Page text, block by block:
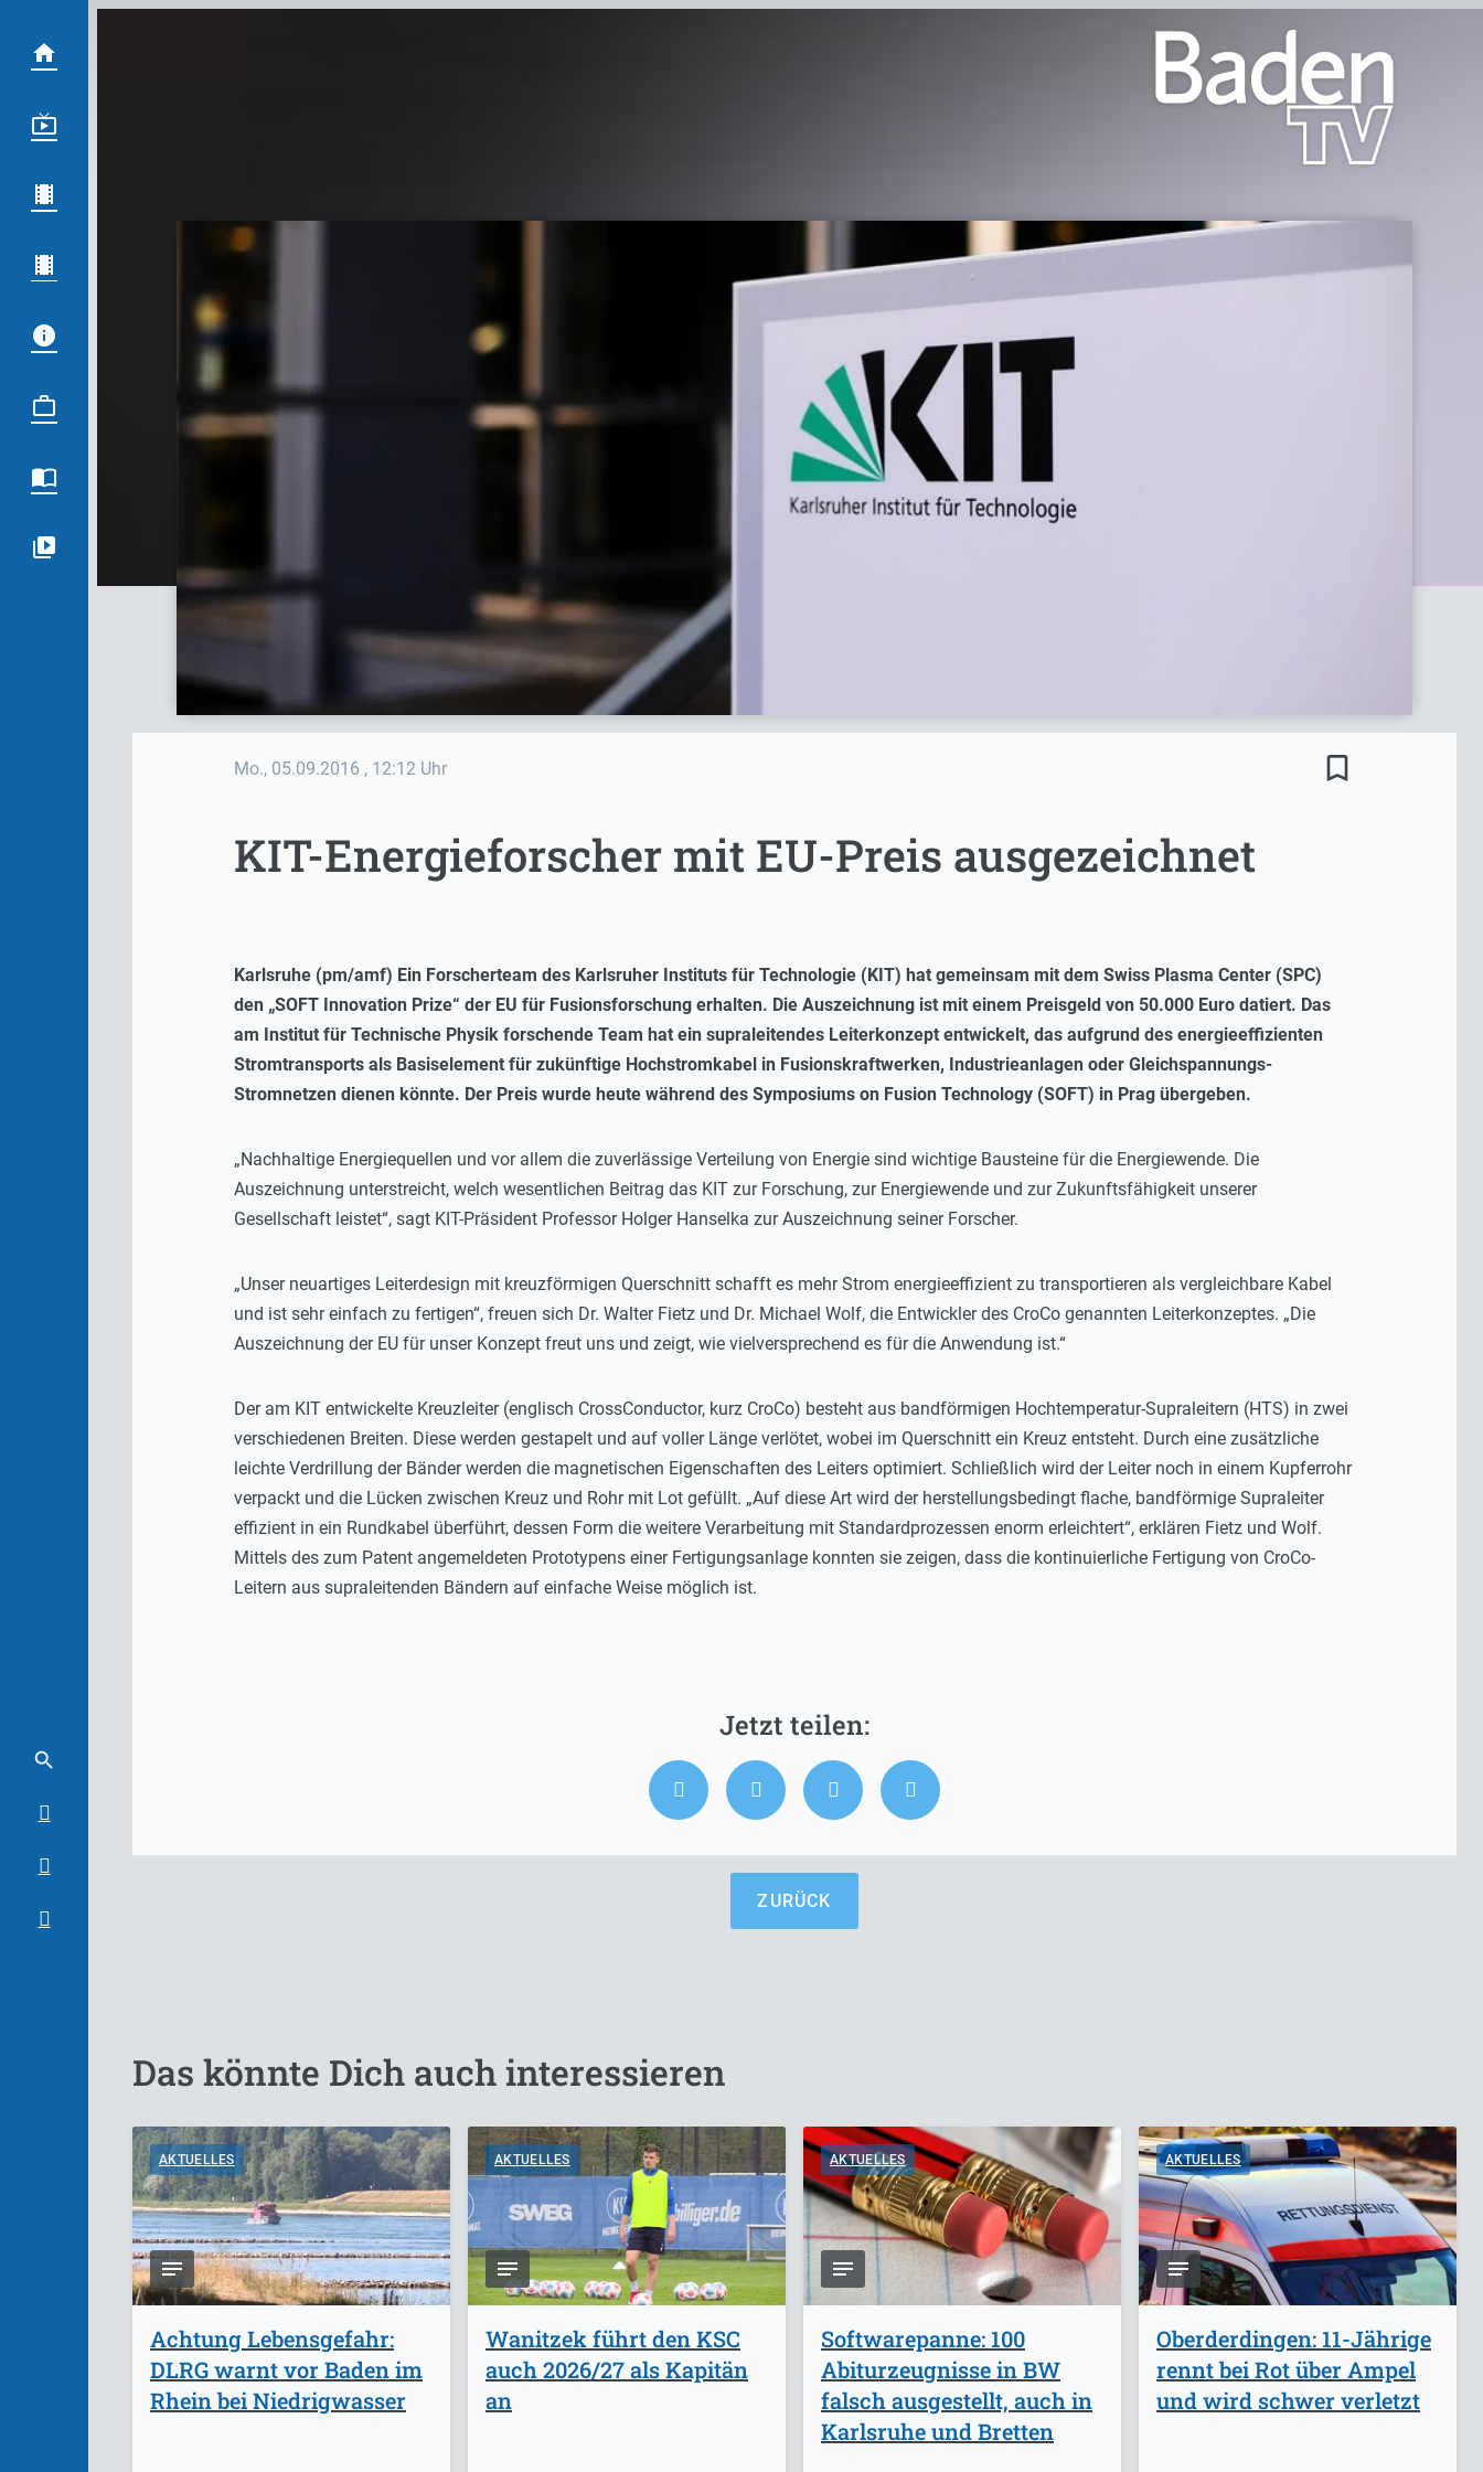
Mo., 05.09.2016 , 12:12 Uhr bookmark_border
KIT-Energieforscher mit EU-Preis ausgezeichnet
Karlsruhe (pm/amf) Ein Forscherteam des Karlsruher Instituts für Technologie (KIT) hat gemeinsam mit dem Swiss Plasma Center (SPC)
den „SOFT Innovation Prize“ der EU für Fusionsforschung erhalten. Die Auszeichnung ist mit einem Preisgeld von 50.000 Euro datiert. Das
am Institut für Technische Physik forschende Team hat ein supraleitendes Leiterkonzept entwickelt, das aufgrund des energieeffizienten
Stromtransports als Basiselement für zukünftige Hochstromkabel in Fusionskraftwerken, Industrieanlagen oder Gleichspannungs-
Stromnetzen dienen könnte. Der Preis wurde heute während des Symposiums on Fusion Technology (SOFT) in Prag übergeben.
„Nachhaltige Energiequellen und vor allem die zuverlässige Verteilung von Energie sind wichtige Bausteine für die Energiewende. Die
Auszeichnung unterstreicht, welch wesentlichen Beitrag das KIT zur Forschung, zur Energiewende und zur Zukunftsfähigkeit unserer
Gesellschaft leistet“, sagt KIT-Präsident Professor Holger Hanselka zur Auszeichnung seiner Forscher.
„Unser neuartiges Leiterdesign mit kreuzförmigen Querschnitt schafft es mehr Strom energieeffizient zu transportieren als vergleichbare Kabel
und ist sehr einfach zu fertigen“, freuen sich Dr. Walter Fietz und Dr. Michael Wolf, die Entwickler des CroCo genannten Leiterkonzeptes. „Die
Auszeichnung der EU für unser Konzept freut uns und zeigt, wie vielversprechend es für die Anwendung ist.“
Der am KIT entwickelte Kreuzleiter (englisch CrossConductor, kurz CroCo) besteht aus bandförmigen Hochtemperatur-Supraleitern (HTS) in zwei
verschiedenen Breiten. Diese werden gestapelt und auf voller Länge verlötet, wobei im Querschnitt ein Kreuz entsteht. Durch eine zusätzliche
leichte Verdrillung der Bänder werden die magnetischen Eigenschaften des Leiters optimiert. Schließlich wird der Leiter noch in einem Kupferrohr
verpackt und die Lücken zwischen Kreuz und Rohr mit Lot gefüllt. „Auf diese Art wird der herstellungsbedingt flache, bandförmige Supraleiter
effizient in ein Rundkabel überführt, dessen Form die weitere Verarbeitung mit Standardprozessen enorm erleichtert“, erklären Fietz und Wolf.
Mittels des zum Patent angemeldeten Prototypens einer Fertigungsanlage konnten sie zeigen, dass die kontinuierliche Fertigung von CroCo-
Leitern aus supraleitenden Bändern auf einfache Weise möglich ist.
ZURÜCK
Das könnte Dich auch interessieren
AKTUELLES
Achtung Lebensgefahr:
DLRG warnt vor Baden im
Rhein bei Niedrigwasser
AKTUELLES
Wanitzek führt den KSC
auch 2026/27 als Kapitän
an
AKTUELLES
Softwarepanne: 100
Abiturzeugnisse in BW
falsch ausgestellt, auch in
Karlsruhe und Bretten
AKTUELLES
Oberderdingen: 11-Jährige
rennt bei Rot über Ampel
und wird schwer verletzt